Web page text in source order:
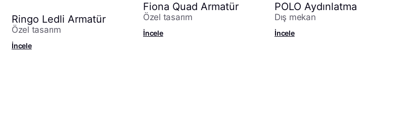
Ringo Ledli Armatür
Özel tasarım
İncele
Fiona Quad Armatür
Özel tasarım
İncele
POLO Aydınlatma
Dış mekan
İncele